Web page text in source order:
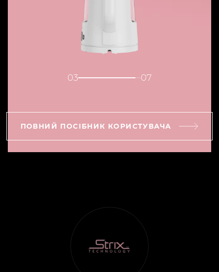
04 07
ПОВНИЙ ПОСІБНИК КОРИСТУВАЧА